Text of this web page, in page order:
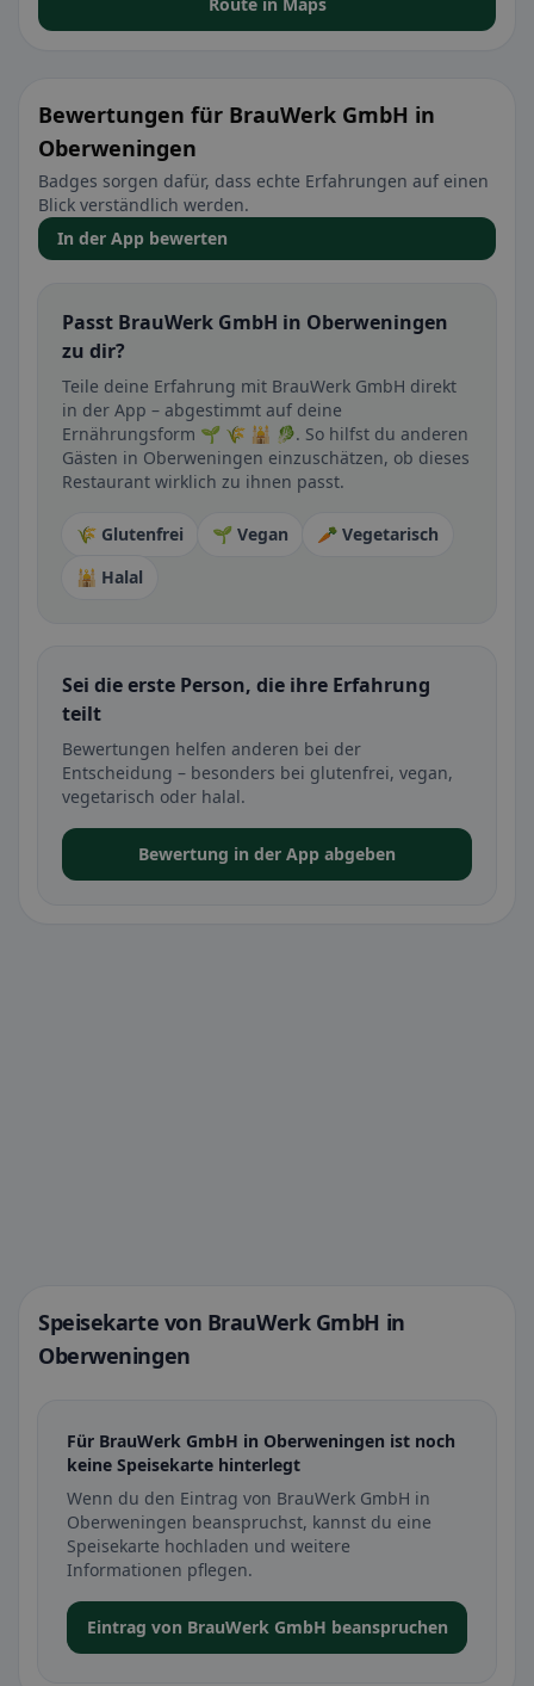
Bewertungen für BrauWerk GmbH in
Oberweningen
Badges sorgen dafür, dass echte Erfahrungen auf einen
Blick verständlich werden.
In der App bewerten
Passt BrauWerk GmbH in Oberweningen
zu dir?
Teile deine Erfahrung mit BrauWerk GmbH direkt
in der App – abgestimmt auf deine
Ernährungsform 🌱 🌾 🕌 🥬. So hilfst du anderen
Gästen in Oberweningen einzuschätzen, ob dieses
Restaurant wirklich zu ihnen passt.
🌾 Glutenfrei 🌱 Vegan
🥕 Vegetarisch
🕌 Halal
Sei die erste Person, die ihre Erfahrung
teilt
Bewertungen helfen anderen bei der
Entscheidung – besonders bei glutenfrei, vegan,
vegetarisch oder halal.
Bewertung in der App abgeben
Speisekarte von BrauWerk GmbH in
Oberweningen
Für BrauWerk GmbH in Oberweningen ist noch
keine Speisekarte hinterlegt
Wenn du den Eintrag von BrauWerk GmbH in
Oberweningen beanspruchst, kannst du eine
Speisekarte hochladen und weitere
Informationen pflegen.
Eintrag von BrauWerk GmbH beanspruchen